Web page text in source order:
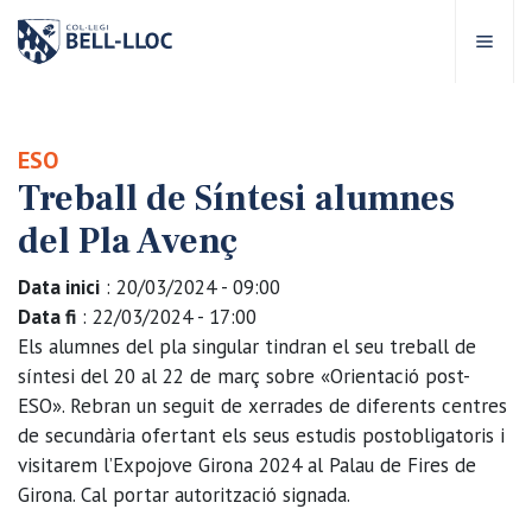
Bell-lloc
Educatiu
educatives
Escolars
Bell-lloc
ESO
Treball de Síntesi alumnes
del Pla Avenç
Data inici : 20/03/2024 - 09:00
Data fi : 22/03/2024 - 17:00
Els alumnes del pla singular tindran el seu treball de
síntesi del 20 al 22 de març sobre «Orientació post-
ESO». Rebran un seguit de xerrades de diferents centres
de secundària ofertant els seus estudis postobligatoris i
visitarem l’Expojove Girona 2024 al Palau de Fires de
Girona. Cal portar autorització signada.